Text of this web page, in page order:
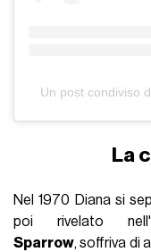
Un post condiviso
La
Nel 1970 Diana si
poi rivelato
Sparrow, soffriva di